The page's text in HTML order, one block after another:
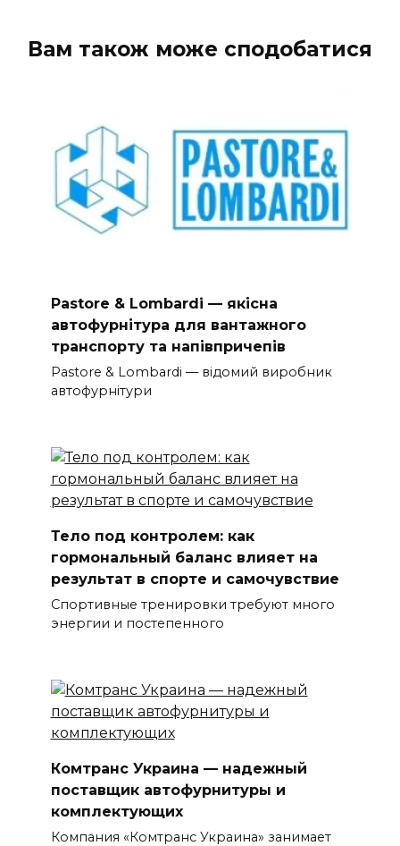
Вам також може сподобатися
Pastore & Lombardi — якісна
автофурнітура для вантажного
транспорту та напівпричепів
Pastore & Lombardi — відомий виробник
автофурнітури
Тело под контролем: как
гормональный баланс влияет на
результат в спорте и самочувствие
Спортивные тренировки требуют много
энергии и постепенного
Комтранс Украина — надежный
поставщик автофурнитуры и
комплектующих
Компания «Комтранс Украина» занимает